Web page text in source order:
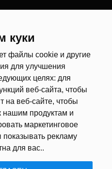
куки
файлы cookie и другие
для улучшения
целях: для
веб-сайта, чтобы
на веб-сайте, чтобы
нашим продуктам и
маркетинговое
показывать рекламу
для вас..